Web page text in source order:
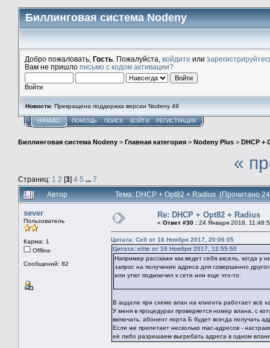
Биллинговая система Nodeny
Добро пожаловать, Гость . Пожалуйста, войдите или
Вам не пришло письмо с кодом активации?
Войти
Новости: Прекращена поддержка версии Nodeny 49
НАЧАЛО ПОМОЩЬ ПОИСК ВОЙТИ РЕГИСТРАЦИЯ
Биллинговая система Nodeny > Главная категория > Nodeny Plus > DHCP +
Страниц: 1 2 [3] 4 5 ... 7
«
Автор Тема: DHCP + Opt82 + Radius (Прочитано
sever
Пользователь
Карма: 1
Offline
Сообщений: 82
Re: DHCP + Opt82 + Radius
« Ответ #30 : 24 Января 2018,
Цитата: Cell от 16 Ноября 2017, 20:06:05
Цитата: elite от 16 Ноября 2017, 12:55:50
Например расскажи как ведет себя аксель, когда у
запрос на получение адреса для совершенно
или утюг подключил к сети или еще что-то.
В аццеле при схеме влан на клиента работает всё
У меня в процедурах проверяется номер влана, с
включать, абонент порта Б будет всегда получать
Если же прилетает несколько mac-адресов -
её либо разрешаем выгребать адреса в одном